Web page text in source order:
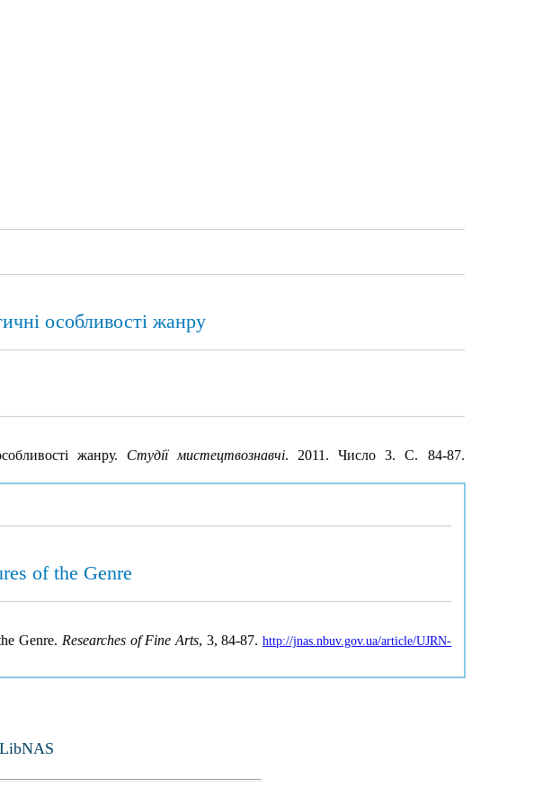
особливостi жанру
жанру. Студії мистецтвознавчі. 2011. Число 3. С. 84-87.
of the Genre
Genre. Researches of Fine Arts, 3, 84-87.http://jnas.nbuv.gov.ua/article/UJRN-